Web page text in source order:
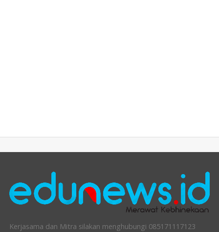
Kerjasama dan Mitra silakan menghubungi 085171117123